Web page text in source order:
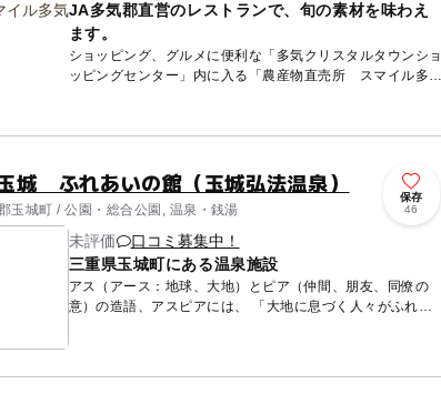
JA多気郡直営のレストランで、旬の素材を味わえ
ます。
ショッピング、グルメに便利な「多気クリスタルタウンショ
ッピングセンター」内に入る「農産物直売所 スマイル多
城 ふれあいの館（玉城弘法温泉）
玉城町 / 公園・総合公園, 温泉・銭湯
保存
46
未評価
口コミ募集中！
三重県玉城町にある温泉施設
アス（アース：地球、大地）とピア（仲間、朋友、同僚の
意）の造語、アスピアには、 「大地に息づく人々がふれあ
にある国...